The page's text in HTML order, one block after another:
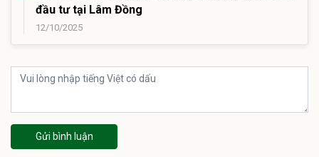
đầu tư tại Lâm Đồng
12/10/2025
Gửi bình luận